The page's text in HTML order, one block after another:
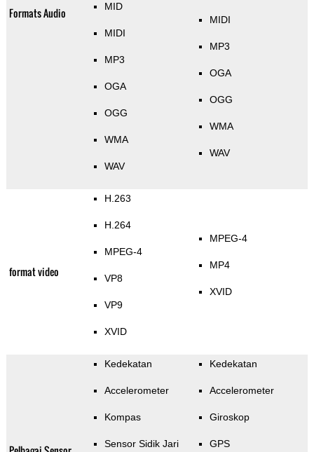
Formats Audio MID
MIDI
MP3
OGA
OGG
WMA
WAV
MIDI
MP3
OGA
OGG
WMA
WAV
format video
H.263
H.264
MPEG-4
VP8
VP9
XVID
MPEG-4
MP4
XVID
Kedekatan
Accelerometer
Kompas
Sensor Sidik Jari
Kedekatan
Accelerometer
Giroskop
GPS